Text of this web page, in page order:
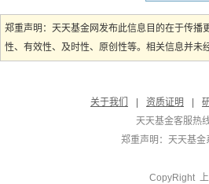
郑重声明：天天基金网发布此信息目的在于传
性、有效性、及时性、原创性等。相关信息并
关于我们
资质证明
天天基金客服热
郑重声明： 天天基金
CopyRight